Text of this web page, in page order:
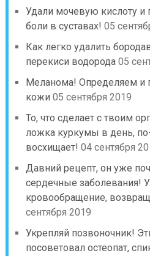
Удали мочевую кислоту и
боли в суставах! 05
Как легко удалить
перекиси водорода 05
Меланома! Определяем и
кожи 05 сентября 2019
То, что сделает с твоим
ложка куркумы в день,
восхищает! 04 сентября
Давний рецепт, он уже
сердечные заболевания!
кровообращение,
сентября 2019
Укрепляй позвоночник!
посоветовал остеопат,